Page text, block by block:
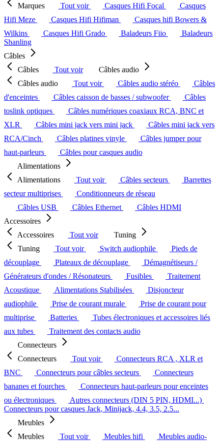
Marques
Tout voir Casques Hifi Focal
Casques
Hifi Meze
Casques Hifi Hifiman
Casques hifi Bowers &
Wilkins
Casques Hifi Grado Baladeurs Fiio
Baladeurs
Shanling
Câbles
Câbles
Tout voir
Câbles audio
Câbles audio
Tout voir Câbles audio stéréo
Câbles
d'enceintes
Câbles caisson de basses / subwoofer
Câbles
toslink optiques
Câbles numériques coaxiaux RCA, BNC et
XLR
Câbles mini jack vers mini jack
Câbles mini jack vers
RCA/Cinch
Câbles platines vinyle
Câbles jumper pour
haut-parleurs
Câbles pour casques audio
Alimentations
Alimentations
Tout voir Câbles secteurs
Barrettes
secteur multiprises
Conditionneurs de réseau
Câbles USB
Câbles Ethernet
Câbles HDMI
Accessoires
Accessoires
Tout voir
Tuning
Tuning
Tout voir Switch audiophile
Pieds de
découplage
Plateaux de découplage
Démagnétiseurs /
Générateurs d'ondes / Résonateurs
Fusibles
Traitement
Acoustique
Alimentations Stabilisées
Disjoncteur
audiophile
Prise de courant murale
Prise de courant pour
multiprise
Batteries
Tubes électroniques et accessoires liés
aux tubes
Traitement des contacts audio
Connecteurs
Connecteurs
Tout voir
Connecteurs RCA , XLR et
BNC
Connecteurs pour câbles secteurs
Connecteurs
bananes et fourches
Connecteurs haut-parleurs pour enceintes
ou électroniques
Autres connecteurs (DIN 5 PIN, HDMI...)
Connecteurs pour casques Jack, Minijack, 4.4, 3.5, 2.5...
Meubles
Meubles
Tout voir Meubles hifi
Meubles audio-